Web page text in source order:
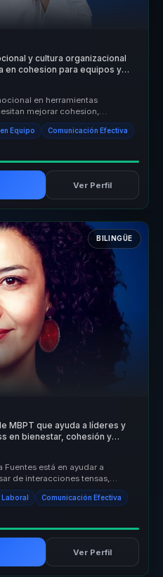
y cultura organizacional
en cohesion para equipos y
en herramientas
mejorar cohesion,
Equipo Comunicación Efectiva
Ver Perfil
BILINGÜE
MBPT que ayuda a líderes y
en bienestar, cohesión y
Fuentes está en ayudar a
de interacciones tensas,
Laboral Comunicación Efectiva
Ver Perfil